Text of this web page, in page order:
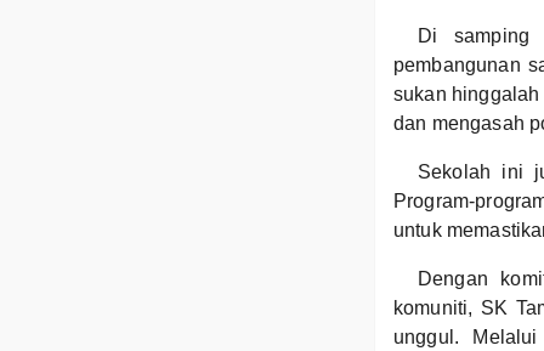
Di samping
pembangunan
sukan
dan mengasah
Sekolah ini
Program-
untuk
Dengan
komuniti, SK
unggul.